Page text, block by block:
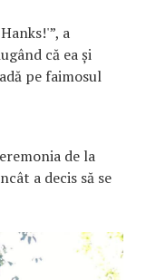
a
că ea și
pe faimosul
de la
a decis să se